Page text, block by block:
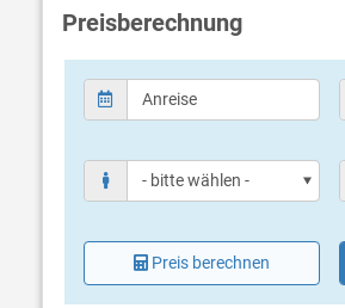
Preisberechnung
Preis berechnen